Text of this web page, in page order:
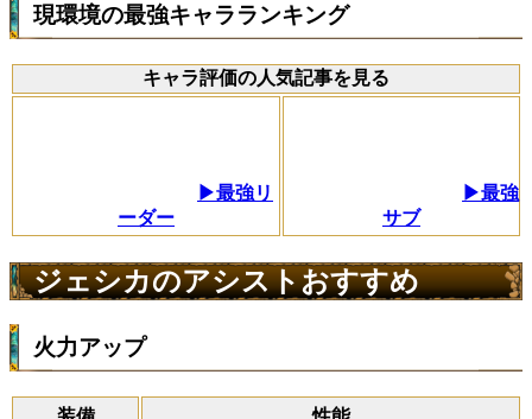
現環境の最強キャラランキング
キャラ評価の人気記事を見る
▶最強リ
ーダー
▶最強
サブ
ジェシカのアシストおすすめ
火力アップ